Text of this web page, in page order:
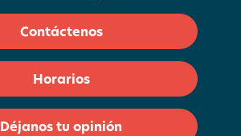
Contáctenos
Horarios
Déjanos tu opinión